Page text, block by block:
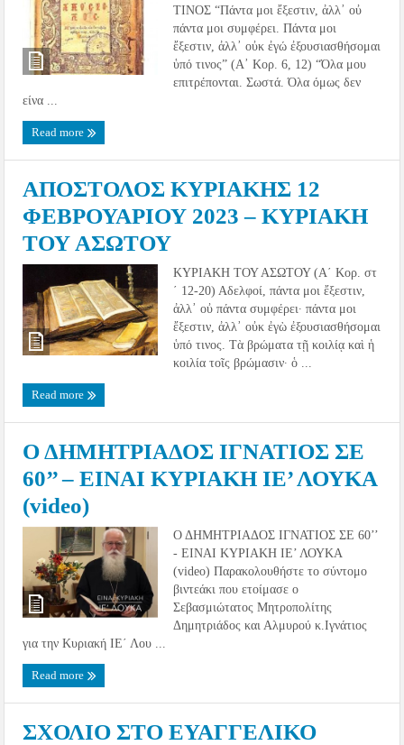
ΤΙΝΟΣ “Πάντα μοι ἔξεστιν, ἀλλ᾽ οὐ
πάντα μοι συμφέρει. Πάντα μοι
ἔξεστιν, ἀλλ᾽ οὐκ ἐγώ ἐξουσιασθήσομαι
ὑπό τινος” (Α᾽ Κορ. 6, 12) “Όλα μου
επιτρέπονται. Σωστά. Όλα όμως δεν
είνα ...
Read more
ΑΠΟΣΤΟΛΟΣ ΚΥΡΙΑΚΗΣ 12
ΦΕΒΡΟΥΑΡΙΟΥ 2023 – ΚΥΡΙΑΚΗ
ΤΟΥ ΑΣΩΤΟΥ
ΚΥΡΙΑΚΗ ΤΟΥ ΑΣΩΤΟΥ (Α´ Κορ. στ
´ 12-20) Αδελφοί, πάντα μοι ἔξεστιν,
ἀλλ᾿ οὐ πάντα συμφέρει· πάντα μοι
ἔξεστιν, ἀλλ᾿ οὐκ ἐγὼ ἐξουσιασθήσομαι
ὑπό τινος. Τὰ βρώματα τῇ κοιλίᾳ καὶ ἡ
κοιλία τοῖς βρώμασιν· ὁ ...
Read more
Ο ΔΗΜΗΤΡΙΑΔΟΣ ΙΓΝΑΤΙΟΣ ΣΕ
60’’ – ΕΙΝΑΙ ΚΥΡΙΑΚΗ ΙΕ’ ΛΟΥΚΑ
(video)
Ο ΔΗΜΗΤΡΙΑΔΟΣ ΙΓΝΑΤΙΟΣ ΣΕ 60’’
- ΕΙΝΑΙ ΚΥΡΙΑΚΗ ΙΕ’ ΛΟΥΚΑ
(video) Παρακολουθήστε το σύντομο
βιντεάκι που ετοίμασε ο
Σεβασμιώτατος Μητροπολίτης
Δημητριάδος και Αλμυρού κ.Ιγνάτιος
για την Κυριακή ΙΕ΄ Λου ...
Read more
ΣΧΟΛΙΟ ΣΤΟ ΕΥΑΓΓΕΛΙΚΟ